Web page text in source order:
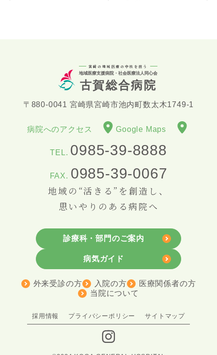
宮崎の地域医療の中核を担う
地域医療支援病院・社会医療法人同心会
古賀総合病院
〒880-0041 宮崎県宮崎市池内町数太木1749-1
病院へのアクセス Google Maps
TEL. 0985-39-8888
FAX. 0985-39-0067
地域の“活きる”を創造し、
思いやりのある病院へ
診療科・部門のご案内
病気ガイド
外来受診の方 入院の方
医療関係者の方
当院について
採用情報 プライバシーポリシー サイトマップ